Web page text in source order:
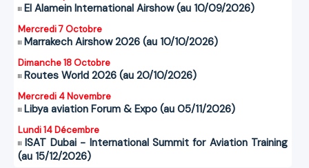
El Alamein International Airshow (au 10/09/2026)
Mercredi 7 Octobre
Marrakech Airshow 2026 (au 10/10/2026)
Dimanche 18 Octobre
Routes World 2026 (au 20/10/2026)
Mercredi 4 Novembre
Libya aviation Forum & Expo (au 05/11/2026)
Lundi 14 Décembre
ISAT Dubai - International Summit for Aviation Training
(au 15/12/2026)